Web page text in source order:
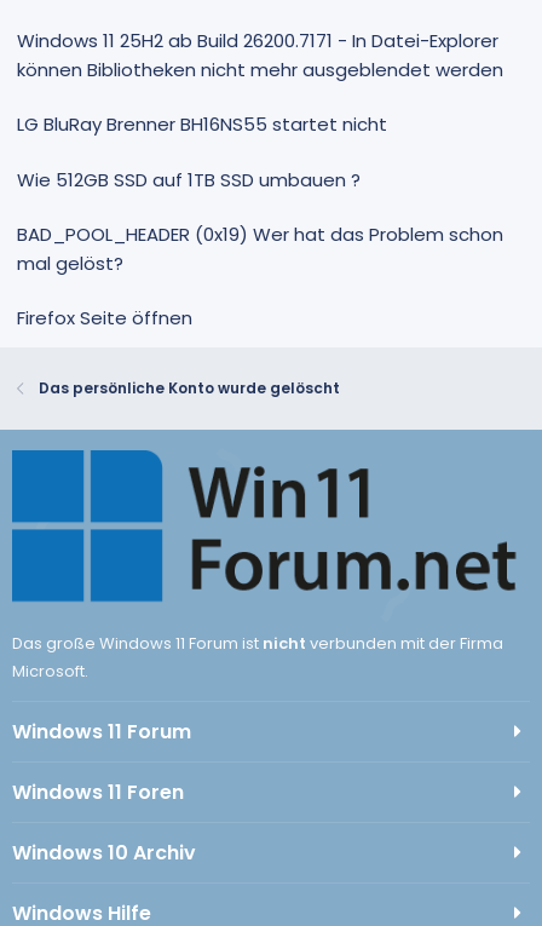
Windows 11 25H2 ab Build 26200.7171 - In Datei-Explorer
können Bibliotheken nicht mehr ausgeblendet werden
LG BluRay Brenner BH16NS55 startet nicht
Wie 512GB SSD auf 1TB SSD umbauen ?
BAD_POOL_HEADER (0x19) Wer hat das Problem schon
mal gelöst?
Firefox Seite öffnen
Das persönliche Konto wurde gelöscht
Das große Windows 11 Forum ist nicht verbunden mit der Firma
Microsoft.
Windows 11 Forum
Windows 11 Foren
Windows 10 Archiv
Windows Hilfe